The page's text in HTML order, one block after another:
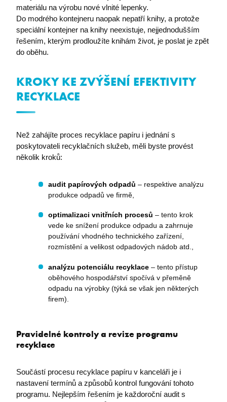
materiálu na výrobu nové vlnité lepenky.
Do modrého kontejneru naopak nepatří knihy, a protože
speciální kontejner na knihy neexistuje, nejjednodušším
řešením, kterým prodloužíte knihám život, je poslat je zpět
do oběhu.
KROKY KE ZVÝŠENÍ EFEKTIVITY
RECYKLACE
Než zahájíte proces recyklace papíru i jednání s
poskytovateli recyklačních služeb, měli byste provést
několik kroků:
audit papírových odpadů – respektive analýzu
produkce odpadů ve firmě,
optimalizaci vnitřních procesů – tento krok
vede ke snížení produkce odpadu a zahrnuje
používání vhodného technického zařízení,
rozmístění a velikost odpadových nádob atd.,
analýzu potenciálu recyklace – tento přístup
oběhového hospodářství spočívá v přeměně
odpadu na výrobky (týká se však jen některých
firem).
Pravidelné kontroly a revize programu
recyklace
Součástí procesu recyklace papíru v kanceláři je i
nastavení termínů a způsobů kontrol fungování tohoto
programu. Nejlepším řešením je každoroční audit s
I6BASKETCOUNT eshop.premocz.eu
i6_lm_strtype eshop.premocz.eu
sptsubtree
sptnavigator
I6_COMPARE eshop.premocz.eu
ASPSESSIONIDCWQCQCRS eshop.premocz.eu